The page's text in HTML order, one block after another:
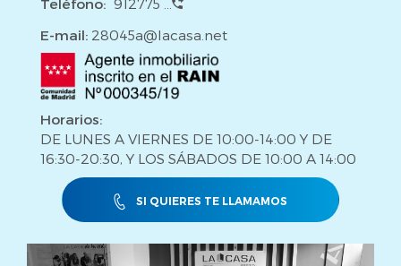
Teléfono: 912775 ...
E-mail: 28045a@lacasa.net
Horarios:
DE LUNES A VIERNES DE 10:00-14:00 Y DE
16:30-20:30, Y LOS SÁBADOS DE 10:00 A 14:00
SI QUIERES TE LLAMAMOS